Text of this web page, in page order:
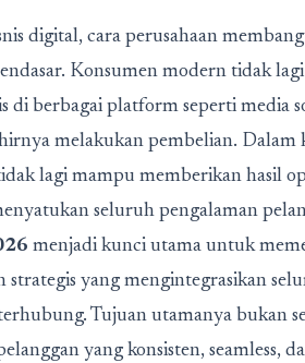
digital, cara perusahaan
Konsumen modern tidak
di berbagai platform seperti media
melakukan pembelian. Dalam
lagi mampu memberikan hasil
seluruh pengalaman
menjadi kunci utama untuk
yang mengintegrasikan
Tujuan utamanya bukan
yang konsisten, seamless,